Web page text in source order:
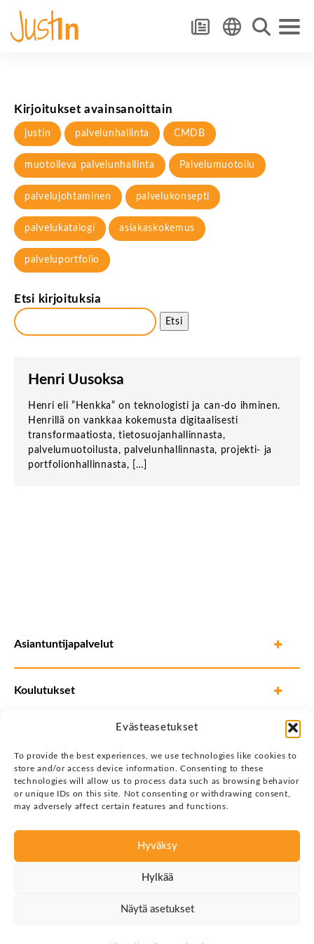
Evästeasetukset
To provide the best experiences, we use technologies like cookies to
store and/or access device information. Consenting to these
technologies will allow us to process data such as browsing behavior
or unique IDs on this site. Not consenting or withdrawing consent,
may adversely affect certain features and functions.
Hyväksy
Hylkää
Näytä asetukset
Kirjoitukset avainsanoittain
justin palvelunhallinta CMDB
muotoileva palvelunhallinta Palvelumuotoilu
palvelujohtaminen palvelukonsepti
palvelukatalogi asiakaskokemus
palveluportfolio
Etsi kirjoituksia
Etsi
Henri Uusoksa
Henri eli ”Henkka” on teknologisti ja can-do ihminen.
Henrillä on vankkaa kokemusta digitaalisesti
transformaatiosta, tietosuojanhallinnasta,
palvelumuotoilusta, palvelunhallinnasta, projekti- ja
portfolionhallinnasta, […]
Asiantuntijapalvelut
Koulutukset
Tietosuojaseloste
Copyright © 2026 Justin Group Oy. Kaikki oikeudet